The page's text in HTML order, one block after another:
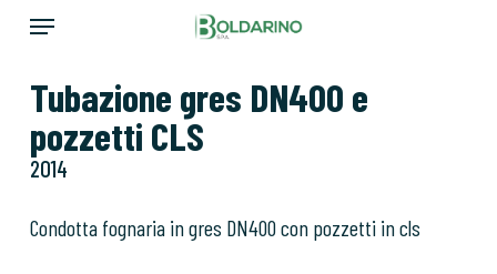
Skip
content
Menu
Tubazione gres DN400 e
pozzetti CLS
2014
Condotta fognaria in gres DN400 con pozzetti in cls